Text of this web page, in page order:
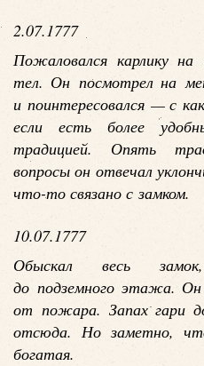
2.07.1777
Пожаловался карлику на
тел. Он посмотрел на
и поинтересовался — с
если есть более
традицией. Опять
вопросы он отвечал
что-то связано с замком.
10.07.1777
Обыскал весь
до подземного этажа. Он
от пожара. Запах гари
отсюда. Но заметно,
богатая.